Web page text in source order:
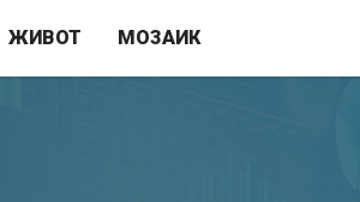
ЖИВОТ МОЗАИК